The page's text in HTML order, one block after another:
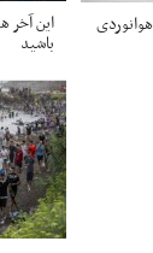
این آخر
باشید